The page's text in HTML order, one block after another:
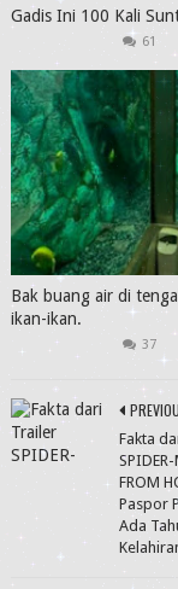
Gadis Ini 100 Kali
61
Bak buang air di
ikan-ikan.
37
Fakta
FROM
Paspor
Ada